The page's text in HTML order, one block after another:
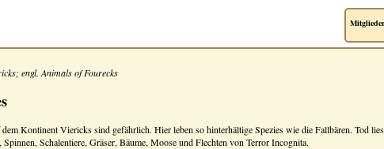
; engl. Animals of Fourecks
dem Kontinent Viericks sind gefährlich. Hier leben so hinterhältige Spezies wie die Fallbären. Tod
Spinnen, Schalentiere, Gräser, Bäume, Moose und Flechten von Terror Incognita.